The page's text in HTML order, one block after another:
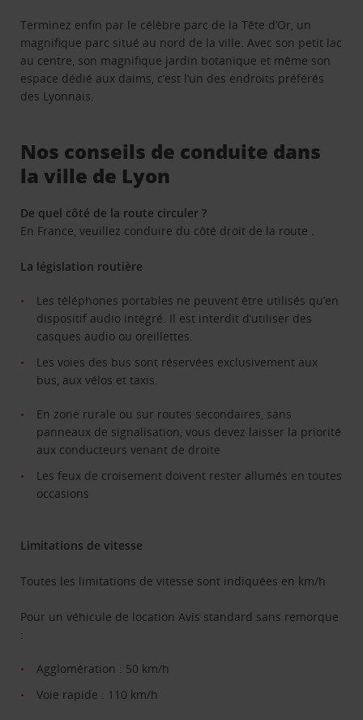
Terminez enfin par le célèbre parc de la Tête d’Or, un
magnifique parc situé au nord de la ville. Avec son petit lac
au centre, son magnifique jardin botanique et même son
espace dédié aux daims, c’est l’un des endroits préférés
des Lyonnais.
Nos conseils de conduite dans
la ville de Lyon
De quel côté de la route circuler ?
En France, veuillez conduire du côté droit de la route .
La législation routière
Les téléphones portables ne peuvent être utilisés qu’en
dispositif audio intégré. Il est interdit d’utiliser des
casques audio ou oreillettes.
Les voies des bus sont réservées exclusivement aux
bus, aux vélos et taxis.
En zone rurale ou sur routes secondaires, sans
panneaux de signalisation, vous devez laisser la priorité
aux conducteurs venant de droite
Les feux de croisement doivent rester allumés en toutes
occasions
Limitations de vitesse
Toutes les limitations de vitesse sont indiquées en km/h
Pour un véhicule de location Avis standard sans remorque
:
Agglomération : 50 km/h
Voie rapide : 110 km/h